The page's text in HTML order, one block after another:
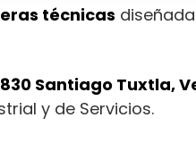
técnicas
Santiago Tuxtla,
y de Servicios.